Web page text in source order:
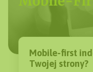
Mobile-first
Twojej strony?